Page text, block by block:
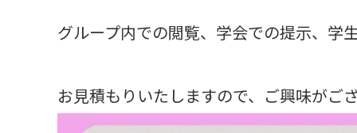
グループ内での閲覧、学会での提示、学
お見積もりいたしますので、ご興味がご